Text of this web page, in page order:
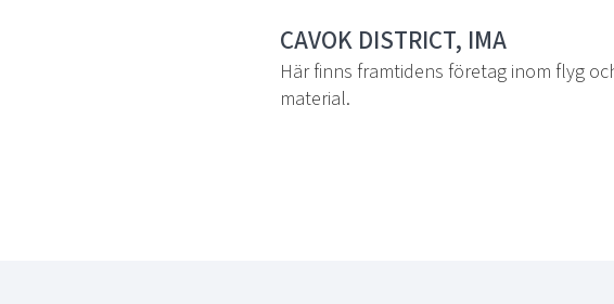
CAVOK DISTRICT, IMA
Här finns framtidens företag inom flyg
material.